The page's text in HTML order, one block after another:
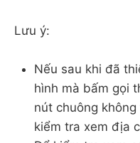
Lưu ý:
Nếu sau khi đã
hình mà bấm gọi
nút chuông
kiểm tra xem địa